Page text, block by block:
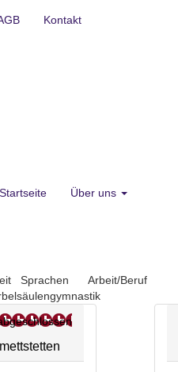
Kontakt
Startseite Über uns
Sprachen
Arbeit/Beruf